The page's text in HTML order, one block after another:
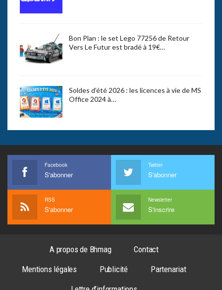
Bon Plan : le set Lego 77256 de Retour
Vers Le Futur est bradé à 19€…
Soldes d’été 2026 : les licences à vie de MS
Office 2024 à…
Facebook
S'abonner
Twitter
S'abonner
RSS
S'abonner
Newsletter
S'inscrire
A propos de Bhmag
Contact
Mentions légales
Publicité
Partenariat